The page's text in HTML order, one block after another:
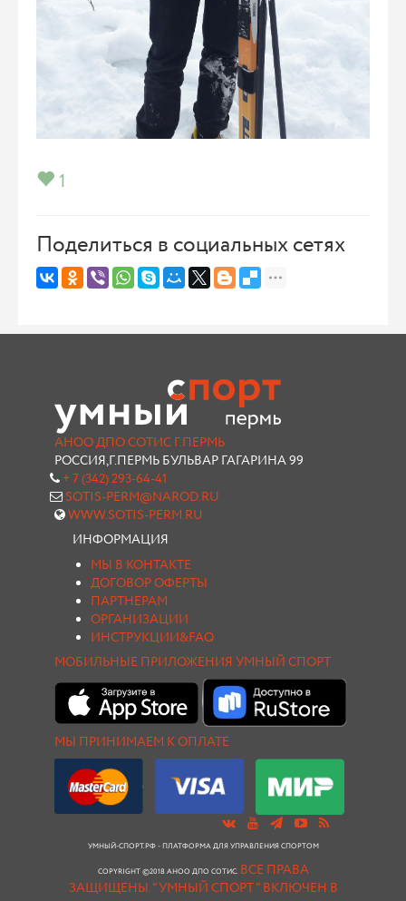
1
Поделиться в социальных сетях
АНОО ДПО СОТИС Г.ПЕРМЬ
РОССИЯ,Г.ПЕРМЬ БУЛЬВАР ГАГАРИНА 99
+ 7 (342) 293-64-41
SOTIS-PERM@NAROD.RU
WWW.SOTIS-PERM.RU
ИНФОРМАЦИЯ
МЫ В КОНТАКТЕ
ДОГОВОР ОФЕРТЫ
ПАРТНЕРАМ
ОРГАНИЗАЦИИ
ИНСТРУКЦИИ&FAQ
МОБИЛЬНЫЕ ПРИЛОЖЕНИЯ УМНЫЙ СПОРТ
МЫ ПРИНИМАЕМ К ОПЛАТЕ
УМНЫЙ-СПОРТ.РФ - ПЛАТФОРМА ДЛЯ УПРАВЛЕНИЯ СПОРТОМ
COPYRIGHT ©2018 АНОО ДПО СОТИС. ВСЕ ПРАВА
ЗАЩИЩЕНЫ."УМНЫЙ СПОРТ " ВКЛЮЧЕН В